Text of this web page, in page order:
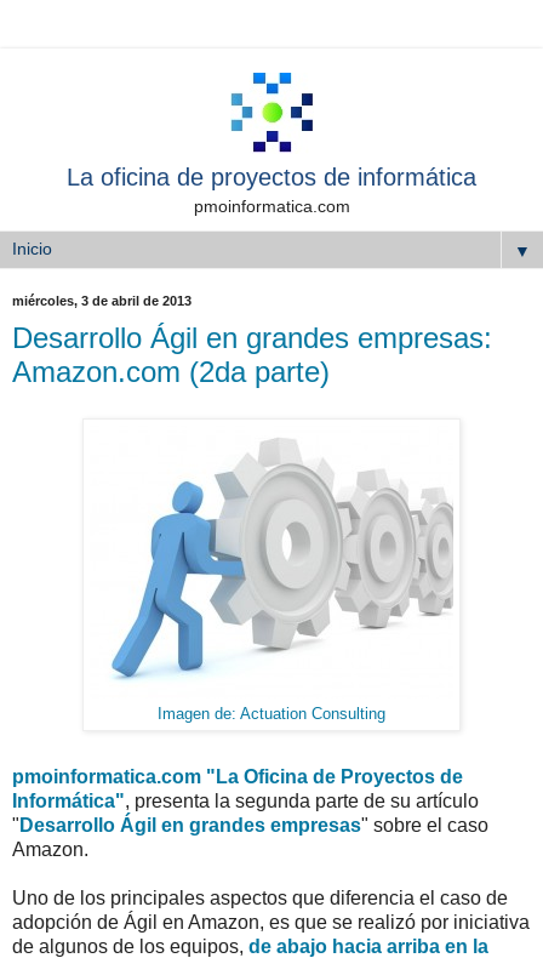
La oficina de proyectos de informática
pmoinformatica.com
▼
miércoles, 3 de abril de 2013
Desarrollo Ágil en grandes empresas:
Amazon.com (2da parte)
Imagen de: Actuation Consulting
pmoinformatica.com "La Oficina de Proyectos de
Informática", presenta la segunda parte de su artículo
" Desarrollo Ágil en grandes empresas" sobre el caso
Amazon.
Uno de los principales aspectos que diferencia el caso de
adopción de Ágil en Amazon, es que se realizó por iniciativa
de algunos de los equipos, de abajo hacia arriba en la